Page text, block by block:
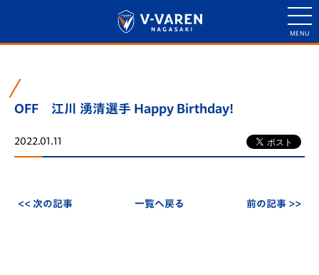
OFF 江川 湧清選手 Happy Birthday!
2022.01.11
<< 次の記事 一覧へ戻る 前の記事 >>